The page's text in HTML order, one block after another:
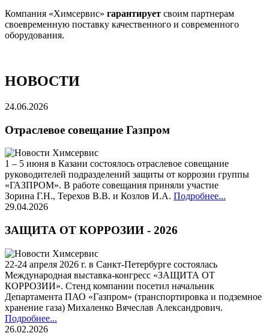
Компания «Химсервис» гарантирует своим партнерам
своевременную поставку качественного и современного
оборудования.
НОВОСТИ
24.06.2026
Отраслевое совещание Газпром
1 – 5 июня в Казани состоялось отраслевое совещание
руководителей подразделений защиты от коррозии группы
«ГАЗПРОМ». В работе совещания приняли участие
Зорина Г.Н., Терехов В.В. и Козлов И.А. Подробнее...
29.04.2026
ЗАЩИТА ОТ КОРРОЗИИ - 2026
22-24 апреля 2026 г. в Санкт-Петербурге состоялась
Международная выставка-конгресс «ЗАЩИТА ОТ
КОРРОЗИИ». Стенд компании посетил начальник
Департамента ПАО «Газпром» (транспортировка и подземное
хранение газа) Михаленко Вячеслав Александрович.
Подробнее...
26.02.2026